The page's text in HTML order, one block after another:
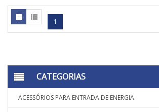
1
CATEGORIAS
ACESSÓRIOS PARA ENTRADA DE ENERGIA